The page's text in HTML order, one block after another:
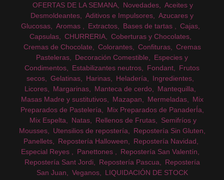
OFERTAS DE LA SEMANA Novedades
Aceites y
Desmoldeantes
Aditivos e Impulsores
Azucares y
Glucosas
Aromas Extractos Bases de tartas
Cajas
Capsulas
CHURRERIA
Coberturas y Chocolates
Cremas de Chocolate
Colorantes Confituras
Cremas
Pasteleras
Decoración Comestible
Especies y
Condimentos
Estabilizantes neutros Fondant
Frutos
secos
Gelatinas Harinas Heladería
Ingredientes
Licores
Margarinas Manteca de cerdo
Mantequilla
Masas Madre y sustitutivos
Mazapan Mermeladas
Mix
Preparados de Pastelería
Mix Preparados de PanaderÍa
Mix Espelta
Natas Rellenos de Frutas
Semifríos y
Mousses
Utensilios de repostería
Repostería Sin Gluten
Panellets
Repostería Halloween
Repostería Navidad
Especial Reyes
Panettones
Repostería San Valentín
Repostería Sant Jordi
Repostería Pascua
Repostería
San Juan
Veganos LIQUIDACIÓN DE STOCK